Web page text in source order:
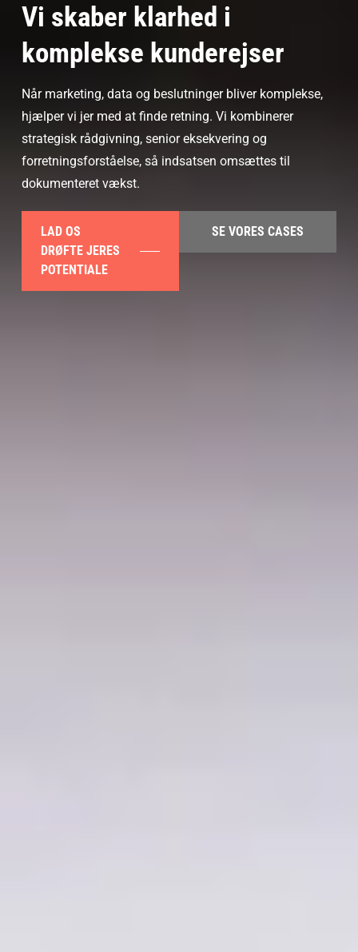
Vi skaber klarhed i
komplekse kunderejser
Når marketing, data og beslutninger bliver komplekse,
hjælper vi jer med at finde retning. Vi kombinerer
strategisk rådgivning, senior eksekvering og
forretningsforståelse, så indsatsen omsættes til
dokumenteret vækst.
LAD OS
DRØFTE JERES
POTENTIALE
SE VORES CASES